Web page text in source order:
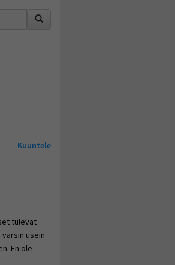
Kuuntele
tulevat
usein
En ole